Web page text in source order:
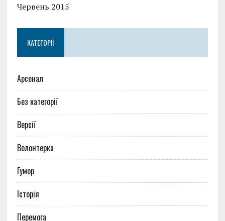
Червень 2015
КАТЕГОРІЇ
Арсенал
Без категорії
Версії
Волонтерка
Гумор
Історія
Перемога